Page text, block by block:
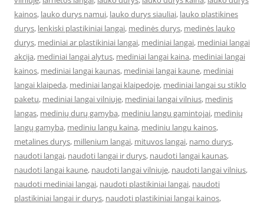
kainos, lauko durys namui, lauko durys siauliai, lauko plastikines
durys, lenkiski plastikiniai langai, medinės durys, medinės lauko
durys, mediniai ar plastikiniai langai, mediniai langai, mediniai langai
akcija, mediniai langai alytus, mediniai langai kaina, mediniai langai
kainos, mediniai langai kaunas, mediniai langai kaune, mediniai
langai klaipeda, mediniai langai klaipedoje, mediniai langai su stiklo
paketu, mediniai langai vilniuje, mediniai langai vilnius, medinis
langas, medinių durų gamyba, mediniu langu gamintojai, medinių
langų gamyba, mediniu langu kaina, mediniu langu kainos,
metalines durys, millenium langai, mituvos langai, namo durys,
naudoti langai, naudoti langai ir durys, naudoti langai kaunas,
naudoti langai kaune, naudoti langai vilniuje, naudoti langai vilnius,
naudoti mediniai langai, naudoti plastikiniai langai, naudoti
plastikiniai langai ir durys, naudoti plastikiniai langai kainos,